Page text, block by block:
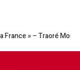
Traoré Moussa